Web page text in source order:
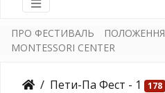
ПРО ФЕСТИВАЛЬ ПОЛОЖЕННЯ
MONTESSORI CENTER
Пети-Па Фест - 1 178